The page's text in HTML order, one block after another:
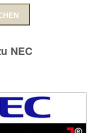
NEC